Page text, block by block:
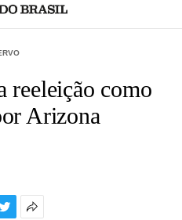
reeleição como
Arizona